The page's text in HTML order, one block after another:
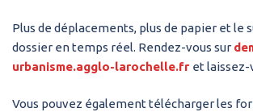
Plus de déplacements, plus de papier et le
dossier en temps réel. Rendez-vous sur
urbanisme.agglo-larochelle.fr et laissez-
Vous pouvez également télécharger les